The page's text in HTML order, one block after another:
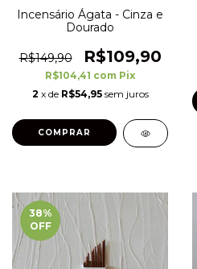
Incensário Ágata - Cinza e
Dourado
R$149,90 R$109,90
R$104,41 com Pix
2 x de R$54,95 sem juros
38%
OFF